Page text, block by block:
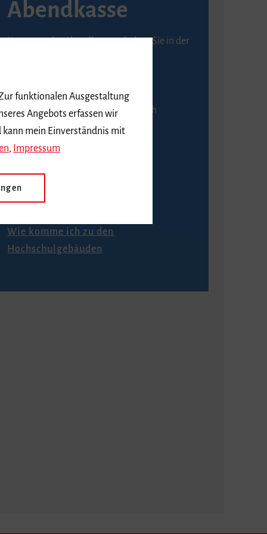
Abendkasse
Karten an der Abendkasse erhalten Sie in der
An der Abendkasse ist ausschließlich
Anfahrt
Wie komme ich zu den
Hochschulgebäuden
funktionalen Ausgestaltung
Angebots erfassen wir
mein Einverständnis mit
Impressum